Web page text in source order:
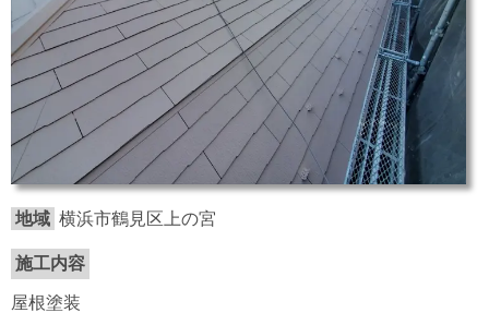
地域 横浜市鶴見区上の宮
施工内容
屋根塗装